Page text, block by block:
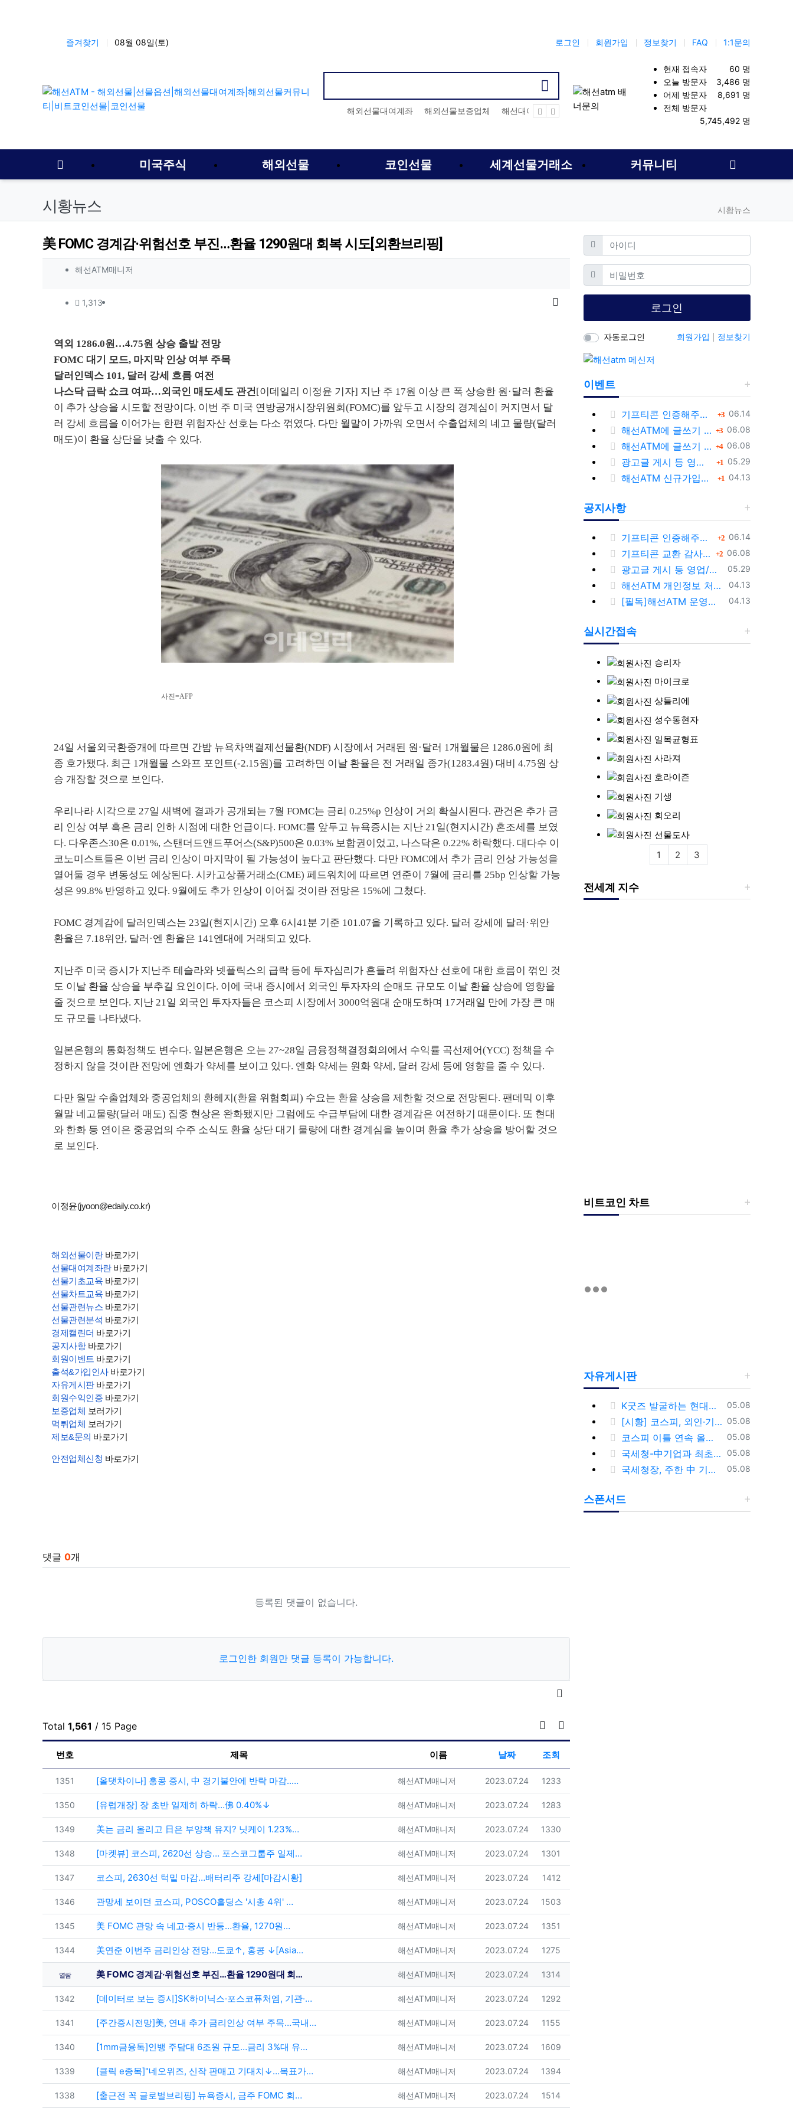
즐겨찾기 08월 08일(토) 로그인 회원가입 정보찾기 FAQ 1:1문의
인기검색어
해외선물대여계좌 해외선물보증업체 해선대여업체 해외선물 선물옵션커뮤니티 해선대여계좌
현재 접속자
60 명
오늘 방문자
3,486 명
어제 방문자
8,691 명
전체 방문자
5,745,492 명
메인 메뉴 미국주식 해외선물 코인선물 세계선물거래소 커뮤니티
홈으로
시황뉴스 시황뉴스
美 FOMC 경계감·위험선호 부진…환율 1290원대 회복 시도[외환브리핑]
작성자 정보
해선ATM매니저
컨텐츠 정보
1,313조회
역외 1286.0원…4.75원 상승 출발 전망
FOMC 대기 모드, 마지막 인상 여부 주목
달러인덱스 101, 달러 강세 흐름 여전
나스닥 급락 쇼크 여파…외국인 매도세도 관건 [이데일리 이정윤 기자] 지난 주 17원 이상 큰 폭 상승한 원·달러 환율
이 추가 상승을 시도할 전망이다. 이번 주 미국 연방공개시장위원회(FOMC)를 앞두고 시장의 경계심이 커지면서 달
러 강세 흐름을 이어가는 한편 위험자산 선호는 다소 꺾였다. 다만 월말이 가까워 오면서 수출업체의 네고 물량(달러
매도)이 환율 상단을 낮출 수 있다.
사진=AFP
24일 서울외국환중개에 따르면 간밤 뉴욕차액결제선물환(NDF) 시장에서 거래된 원·달러 1개월물은 1286.0원에 최
종 호가됐다. 최근 1개월물 스와프 포인트(-2.15원)를 고려하면 이날 환율은 전 거래일 종가(1283.4원) 대비 4.75원 상
승 개장할 것으로 보인다.
우리나라 시각으로 27일 새벽에 결과가 공개되는 7월 FOMC는 금리 0.25%p 인상이 거의 확실시된다. 관건은 추가 금
리 인상 여부 혹은 금리 인하 시점에 대한 언급이다. FOMC를 앞두고 뉴욕증시는 지난 21일(현지시간) 혼조세를 보였
다. 다우존스30은 0.01%, 스탠더드앤드푸어스(S&P)500은 0.03% 보합권이었고, 나스닥은 0.22% 하락했다. 대다수 이
코노미스트들은 이번 금리 인상이 마지막이 될 가능성이 높다고 판단했다. 다만 FOMC에서 추가 금리 인상 가능성을
열어둘 경우 변동성도 예상된다. 시카고상품거래소(CME) 페드워치에 따르면 연준이 7월에 금리를 25bp 인상할 가능
성은 99.8% 반영하고 있다. 9월에도 추가 인상이 이어질 것이란 전망은 15%에 그쳤다.
FOMC 경계감에 달러인덱스는 23일(현지시간) 오후 6시41분 기준 101.07을 기록하고 있다. 달러 강세에 달러·위안
환율은 7.18위안, 달러·엔 환율은 141엔대에 거래되고 있다.
지난주 미국 증시가 지난주 테슬라와 넷플릭스의 급락 등에 투자심리가 흔들려 위험자산 선호에 대한 흐름이 꺾인 것
도 이날 환율 상승을 부추길 요인이다. 이에 국내 증시에서 외국인 투자자의 순매도 규모도 이날 환율 상승에 영향을
줄 것으로 보인다. 지난 21일 외국인 투자자들은 코스피 시장에서 3000억원대 순매도하며 17거래일 만에 가장 큰 매
도 규모를 나타냈다.
일본은행의 통화정책도 변수다. 일본은행은 오는 27~28일 금융정책결정회의에서 수익률 곡선제어(YCC) 정책을 수
정하지 않을 것이란 전망에 엔화가 약세를 보이고 있다. 엔화 약세는 원화 약세, 달러 강세 등에 영향을 줄 수 있다.
다만 월말 수출업체와 중공업체의 환헤지(환율 위험회피) 수요는 환율 상승을 제한할 것으로 전망된다. 팬데믹 이후
월말 네고물량(달러 매도) 집중 현상은 완화됐지만 그럼에도 수급부담에 대한 경계감은 여전하기 때문이다. 또 현대
와 한화 등 연이은 중공업의 수주 소식도 환율 상단 대기 물량에 대한 경계심을 높이며 환율 추가 상승을 방어할 것으
로 보인다.
이정윤(jyoon@edaily.co.kr)
해외선물이란바로가기
선물대여계좌란바로가기
선물기초교육 바로가기
선물차트교육 바로가기
선물관련뉴스 바로가기
선물관련분석 바로가기
경제캘린더 바로가기
공지사항바로가기
회원이벤트 바로가기
출석&가입인사바로가기
자유게시판바로가기
회원수익인증 바로가기
보증업체 보러가기
먹튀업체 보러가기
제보&문의 바로가기
안전업체신청 바로가기
댓글 0개
등록된 댓글이 없습니다.
로그인한 회원만 댓글 등록이 가능합니다.
Total 1,561 / 15 Page
게시판 검색
번호 제목 이름 날짜 조회
번호
1351 [올댓차이나] 홍콩 증시, 中 경기불안에 반락 마감..… 등록자
해선ATM매니저 등록일
2023.07.24 조회
1233
번호
1350 [유럽개장] 장 초반 일제히 하락…佛 0.40%↓ 등록자
해선ATM매니저 등록일
2023.07.24 조회
1283
번호
1349 美는 금리 올리고 日은 부양책 유지? 닛케이 1.23%… 등록자
해선ATM매니저 등록일
2023.07.24 조회
1330
번호
1348 [마켓뷰] 코스피, 2620선 상승… 포스코그룹주 일제… 등록자
해선ATM매니저 등록일
2023.07.24 조회
1301
번호
1347 코스피, 2630선 턱밑 마감…배터리주 강세[마감시황] 등록자
해선ATM매니저 등록일
2023.07.24 조회
1412
번호
1346 관망세 보이던 코스피, POSCO홀딩스 '시총 4위' … 등록자
해선ATM매니저 등록일
2023.07.24 조회
1503
번호
1345 美 FOMC 관망 속 네고·증시 반등…환율, 1270원… 등록자
해선ATM매니저 등록일
2023.07.24 조회
1351
번호
1344 美연준 이번주 금리인상 전망…도쿄↑, 홍콩 ↓[Asia… 등록자
해선ATM매니저 등록일
2023.07.24 조회
1275
열람 美 FOMC 경계감·위험선호 부진…환율 1290원대 회… 등록자
해선ATM매니저 등록일
2023.07.24 조회
1314
번호
1342 [데이터로 보는 증시]SK하이닉스·포스코퓨처엠, 기관·… 등록자
해선ATM매니저 등록일
2023.07.24 조회
1292
번호
1341 [주간증시전망]美, 연내 추가 금리인상 여부 주목…국내… 등록자
해선ATM매니저 등록일
2023.07.24 조회
1155
번호
1340 [1mm금융톡]인뱅 주담대 6조원 규모…금리 3%대 유… 등록자
해선ATM매니저 등록일
2023.07.24 조회
1609
번호
1339 [클릭 e종목]"네오위즈, 신작 판매고 기대치↓…목표가… 등록자
해선ATM매니저 등록일
2023.07.24 조회
1394
번호
1338 [출근전 꼭 글로벌브리핑] 뉴욕증시, 금주 FOMC 회… 등록자
해선ATM매니저 등록일
2023.07.24 조회
1514
아이디필수
비밀번호필수
로그인
자동로그인 회원가입 정보찾기
이벤트
등록일
06.14
기프티콘 인증해주시는 회원님께 추가 포인트 쏩니다!! 3댓글
등록일
06.08
해선ATM에 글쓰기 등 정보공유글 남기고 기프티콘 받자! 3댓글
등록일
06.08
해선ATM에 글쓰기 등 정보공유글 남기고 기프티콘 받자! 4댓글
등록일
05.29
광고글 게시 등 영업/홍보성 글 삭제 및 제제대상입니다. 1댓글
등록일
04.13
해선ATM 신규가입회원 대상 이벤트 안내 1댓글
공지사항
등록일
06.14
기프티콘 인증해주시는 회원님께 추가 포인트 쏩니다!! 2댓글
등록일
06.08
기프티콘 교환 감사이벤트!! 2댓글
등록일
05.29
광고글 게시 등 영업/홍보성 글 삭제 및 제제대상입니다.
등록일
04.13
해선ATM 개인정보 처리방침
등록일
04.13
[필독]해선ATM 운영방침 입니다.
실시간접속
승리자
마이크로
샹들리에
성수동현자
일목균형표
사라져
호라이즌
기생
회오리
선물도사
1
2 3
전세계 지수
비트코인 차트
자유게시판
등록일
05.08
K굿즈 발굴하는 현대百...민간기업 최초 ‘대한민국 관광공모전’ 후원
등록일
05.08
[시황] 코스피, 외인·기관 동반 매수에 연이틀 상승…2745.05 마감
등록일
05.08
코스피 이틀 연속 올라 2,740대 회복…코스닥은 강보합(종합)
등록일
05.08
국세청-中기업과 최초 간담회…외국기업 세제혜택 등 논의
등록일
05.08
국세청장, 주한 中 기업과 간담회…“차별없는 공정과세 약속”
스폰서드